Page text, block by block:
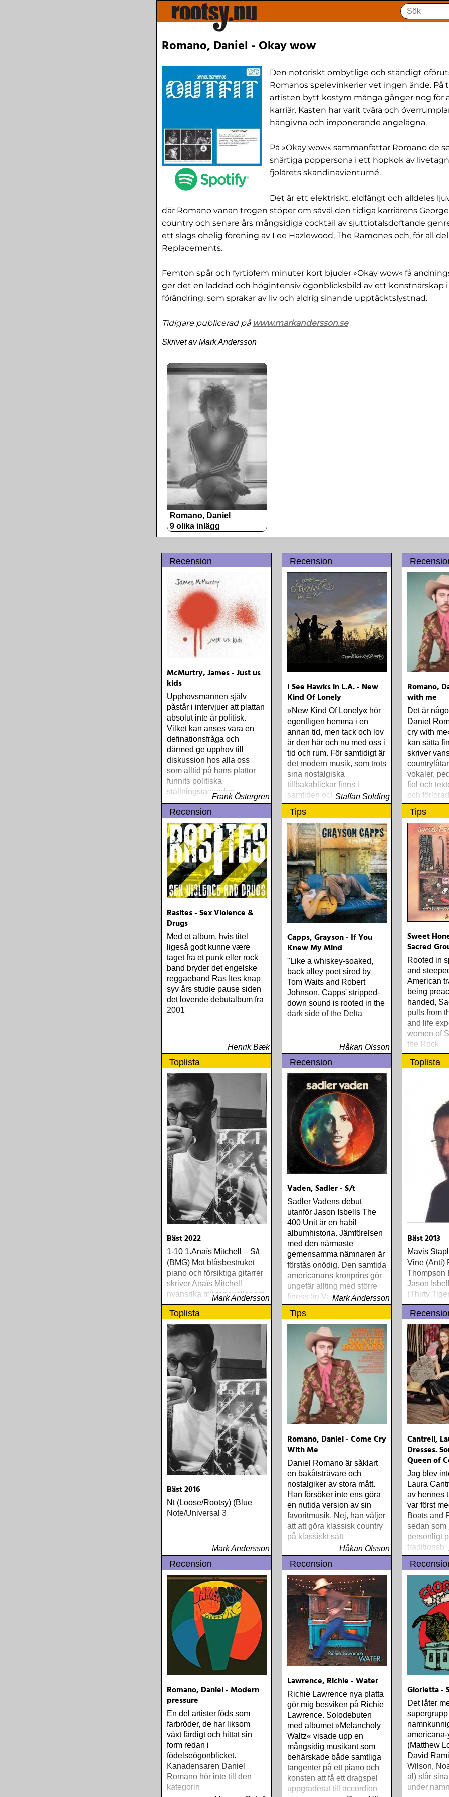
Romano, Daniel - Okay wow
Den notoriskt ombytlige och ständigt
Romanos spelevinkerier vet ingen ände. På
artisten bytt kostym många gånger nog för
karriär. Kasten har varit tvära och
hängivna och imponerande angelägna.
På »Okay wow« sammanfattar Romano de
snärtiga poppersona i ett hopkok av
fjolårets skandinavienturné.
Det är ett elektriskt, eldfängt och alldeles
där Romano vanan trogen stöper om såväl den tidiga karriärens
country och senare års mångsidiga cocktail av sjuttiotalsdoftande
ett slags ohelig förening av Lee Hazlewood, The Ramones och, för all
Replacements.
Femton spår och fyrtiofem minuter kort bjuder »Okay wow« få
ger det en laddad och högintensiv ögonblicksbild av ett konstnärskap
förändring, som sprakar av liv och aldrig sinande upptäcktslystnad.
Tidigare publicerad på www.markandersson.se
Skrivet av Mark Andersson
Romano, Daniel
9 olika inlägg
Recension
McMurtry, James - Just us
kids
Upphovsmannen själv
påstår i intervjuer att plattan
absolut inte är politisk.
Vilket kan anses vara en
definationsfråga och
därmed ge upphov till
diskussion hos alla oss
som alltid på hans plattor
funnits politiska
ställningstaganden
Frank Östergren
Recension
I See Hawks in L.A. - New
Kind Of Lonely
»New Kind Of Lonely« hör
egentligen hemma i en
annan tid, men tack och lov
är den här och nu med oss i
tid och rum. För samtidigt är
det modern musik, som trots
sina nostalgiska
tillbakablickar finns i
samtiden och lever med oss
precis i denna stund
Staffan Solding
Romano,
with me
Det är
Daniel
cry with
kan sätta
skriver
vokaler,
fiol och
och
Recension
Rasites - Sex Violence &
Drugs
Med et album, hvis titel
ligeså godt kunne være
taget fra et punk eller rock
band bryder det engelske
reggaeband Ras Ites knap
syv års studie pause siden
det lovende debutalbum fra
2001
Henrik Bæk
Tips
Capps, Grayson - If You
Knew My Mind
"Like a whiskey-soaked,
back alley poet sired by
Tom Waits and Robert
Johnson, Capps' stripped-
down sound is rooted in the
dark side of the Delta
Håkan Olsson
Tips
Sweet
Sacred
Rooted in
and
American
being
handed,
pulls from
and life
women of
the Rock
Toplista
Bäst 2022
1-10 1.Anaïs Mitchell – S/t
(BMG) Mot blåsbestruket
piano och försiktiga gitarrer
skriver Anaïs Mitchell
nyansrika mikronoveller om
barndom, uppväxt och
vuxenliv, och om den
konfliktfyllda balansen dem
emellan. 2
Mark Andersson
Recension
Vaden, Sadler - S/t
Sadler Vadens debut
utanför Jason Isbells The
400 Unit är en habil
albumhistoria. Jämförelsen
med den närmaste
gemensamma nämnaren är
förstås onödig. Den samtida
americanans kronprins gör
ungefär allting med större
finess än VadenMark Andersson
Toplista
Bäst 2013
Mavis
Vine (Anti)
Thompson
Jason
(Thirty
the
Stay True
Just Like
Steve
Highway
Dylan
Women
Traoré
Grace
Guy Clark
Richard
(Rootsy)
Out The
Lonely
Nick Cave
Seeds
(Bad
Warsaw
Townes
Sunshine
Unheard
Demos
borde alla
plattor
men jag
bara lista
lyssnat på
mer än
Toplista
Bäst 2016
Nt (Loose/Rootsy) (Blue
Note/Universal 3
Mark Andersson
Tips
Romano, Daniel - Come Cry
With Me
Daniel Romano är såklart
en bakåtsträvare och
nostalgiker av stora mått.
Han försöker inte ens göra
en nutida version av sin
favoritmusik. Nej, han väljer
att att göra klassisk country
på klassiskt sätt
Håkan Olsson
Cantrell,
Dresses.
Queen of
Jag blev
Laura
av hennes
var först
Boats and
sedan som
personligt
gavs inte
riktig skiva
Recension
Romano, Daniel - Modern
pressure
En del artister föds som
farbröder, de har liksom
växt färdigt och hittat sin
form redan i
födelseögonblicket.
Kanadensaren Daniel
Romano hör inte till den
kategorin
Recension
Lawrence, Richie - Water
Richie Lawrence nya platta
gör mig besviken på Richie
Lawrence. Solodebuten
med albumet »Melancholy
Waltz« visade upp en
mångsidig musikant som
behärskade både samtliga
tangenter på ett piano och
konsten att få ett dragspel
uppgraderat till accordion
Glorietta -
Det låter
(Matthew
David
Wilson,
al) slår
under